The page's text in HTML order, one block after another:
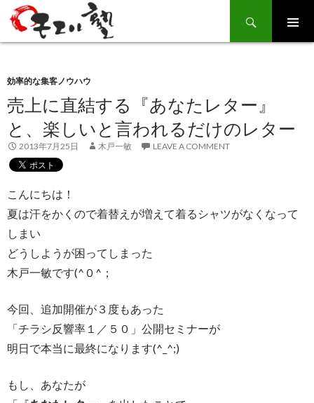
Search
SKIP
TO
効率的な集客ノウハウ
売上に直結する『あなたレター』
と、楽しいと言われるだけのレター
2013年7月25日 木戸一敏 LEAVE A COMMENT
こんにちは！
夏は汗をかくので着替えが増えて着るシャツがなくなって
しまい
どうしようが困ってしまった
木戸一敏です(^０^；
今回、追加開催が３度もあった
「チラシ反響率１／５０」公開セミナーが
明日で本当に最終になります(^_^;)
もし、あなたが